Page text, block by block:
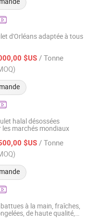
d'Orléans adaptée à tous
$US / Tonne
Co, Ltd.
2025
halal désossées
les marchés mondiaux
$US / Tonne
2016
à la main, fraîches,
de haute qualité,